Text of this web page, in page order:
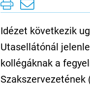
Idézet következik
Utasellátónál
kollégáknak a
Szakszervezetének